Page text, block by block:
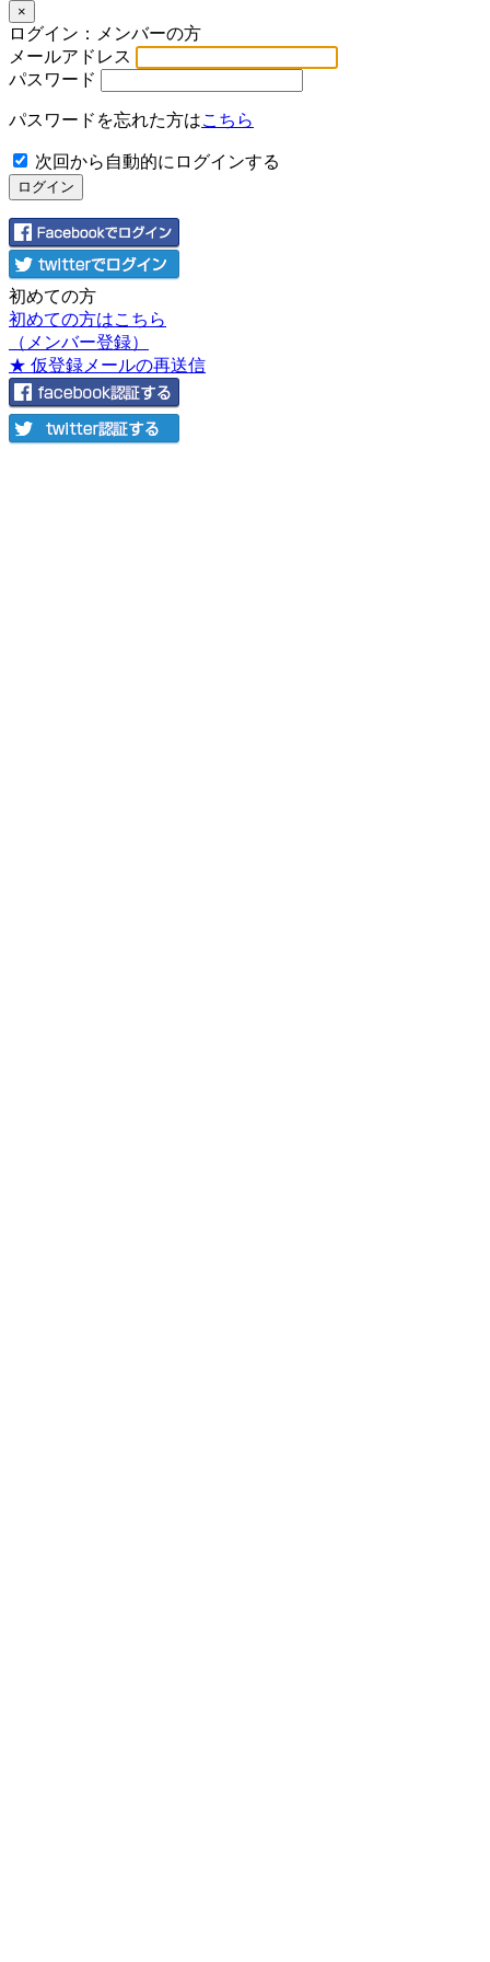
×
ログイン：メンバーの方
メールアドレス
パスワード
パスワードを忘れた方はこちら
次回から自動的にログインする
初めての方
初めての方はこちら
（メンバー登録）
★ 仮登録メールの再送信